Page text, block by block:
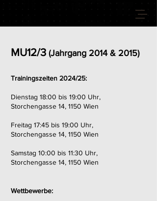
MU12/3 (Jahrgang 2014 & 2015)
Trainingszeiten 2024/25:
Dienstag 18:00 bis 19:00 Uhr,
Storchengasse 14, 1150 Wien
Freitag 17:45 bis 19:00 Uhr,
Storchengasse 14, 1150 Wien
Samstag 10:00 bis 11:30 Uhr,
Storchengasse 14, 1150 Wien
Wettbewerbe: